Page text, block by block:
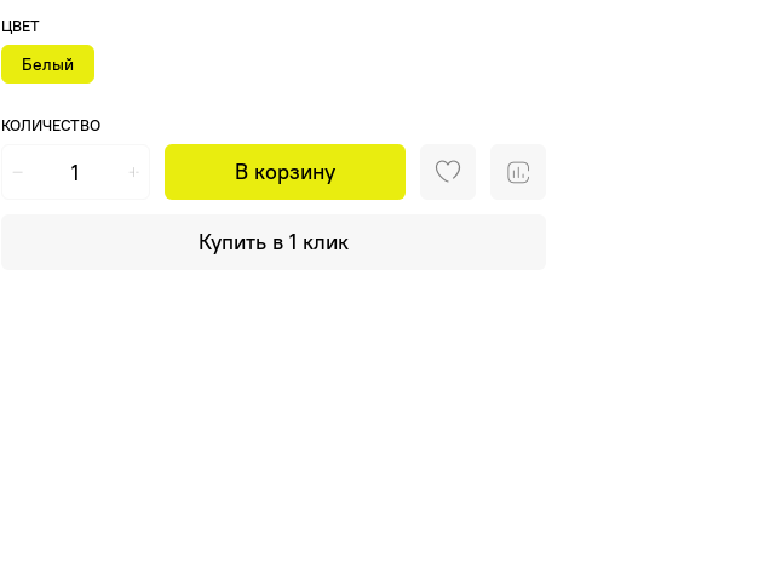
КОЛИЧЕСТВО
В корзину
Купить в 1 клик
ЦВЕТ
Белый